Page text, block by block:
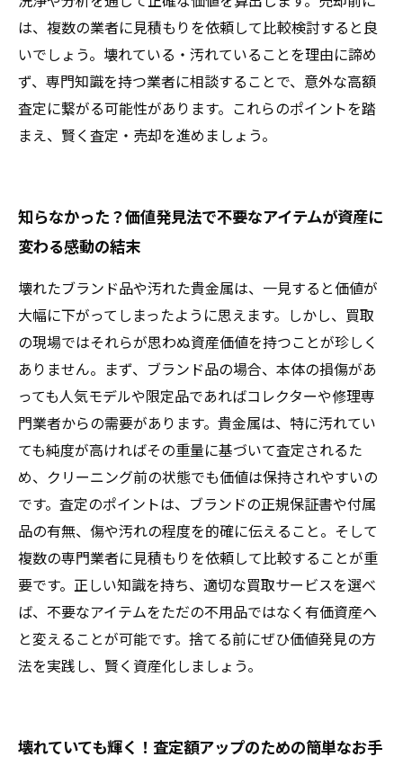
は、複数の業者に見積もりを依頼して比較検討すると良
いでしょう。壊れている・汚れていることを理由に諦め
ず、専門知識を持つ業者に相談することで、意外な高額
査定に繋がる可能性があります。これらのポイントを踏
まえ、賢く査定・売却を進めましょう。
知らなかった？価値発見法で不要なアイテムが資産に
変わる感動の結末
壊れたブランド品や汚れた貴金属は、一見すると価値が
大幅に下がってしまったように思えます。しかし、買取
の現場ではそれらが思わぬ資産価値を持つことが珍しく
ありません。まず、ブランド品の場合、本体の損傷があ
っても人気モデルや限定品であればコレクターや修理専
門業者からの需要があります。貴金属は、特に汚れてい
ても純度が高ければその重量に基づいて査定されるた
め、クリーニング前の状態でも価値は保持されやすいの
です。査定のポイントは、ブランドの正規保証書や付属
品の有無、傷や汚れの程度を的確に伝えること。そして
複数の専門業者に見積もりを依頼して比較することが重
要です。正しい知識を持ち、適切な買取サービスを選べ
ば、不要なアイテムをただの不用品ではなく有価資産へ
と変えることが可能です。捨てる前にぜひ価値発見の方
法を実践し、賢く資産化しましょう。
壊れていても輝く！査定額アップのための簡単なお手